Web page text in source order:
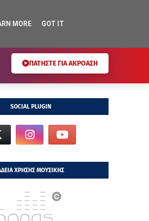
ΠΑΤΗΣΤΕ ΓΙΑ ΑΚΡΟΑΣΗ
SOCIAL PLUGIN
ΧΡΗΣΗΣ ΜΟΥΣΙΚΗΣ
MORE GOT IT